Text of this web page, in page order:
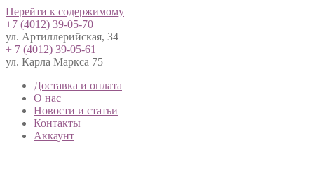
Перейти к содержимому
+7 (4012) 39-05-70
ул. Артиллерийская, 34
+ 7 (4012) 39-05-61
ул. Карла Маркса 75
Доставка и оплата
О нас
Новости и статьи
Контакты
Аккаунт